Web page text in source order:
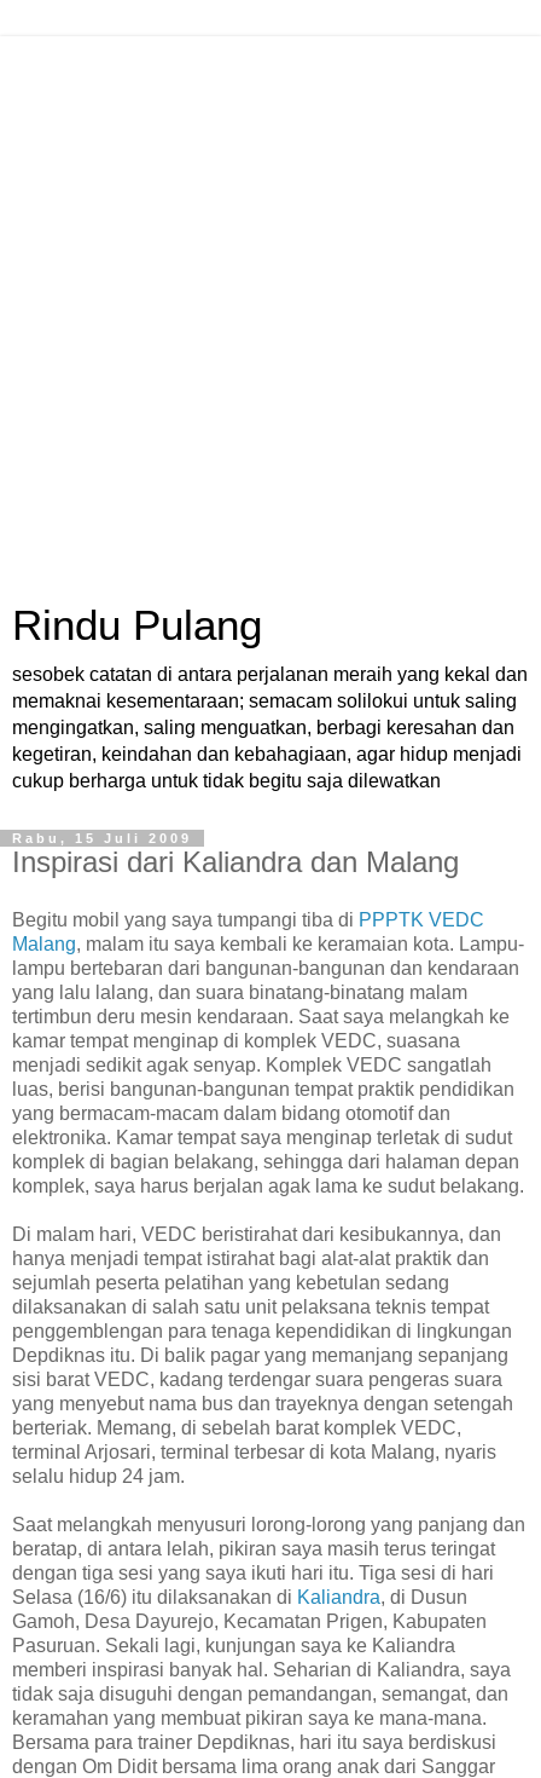
Rindu Pulang
sesobek catatan di antara perjalanan meraih yang kekal dan
memaknai kesementaraan; semacam solilokui untuk saling
mengingatkan, saling menguatkan, berbagi keresahan dan
kegetiran, keindahan dan kebahagiaan, agar hidup menjadi
cukup berharga untuk tidak begitu saja dilewatkan
Rabu, 15 Juli 2009
Inspirasi dari Kaliandra dan Malang
Begitu mobil yang saya tumpangi tiba di PPPTK VEDC
Malang, malam itu saya kembali ke keramaian kota. Lampu-
lampu bertebaran dari bangunan-bangunan dan kendaraan
yang lalu lalang, dan suara binatang-binatang malam
tertimbun deru mesin kendaraan. Saat saya melangkah ke
kamar tempat menginap di komplek VEDC, suasana
menjadi sedikit agak senyap. Komplek VEDC sangatlah
luas, berisi bangunan-bangunan tempat praktik pendidikan
yang bermacam-macam dalam bidang otomotif dan
elektronika. Kamar tempat saya menginap terletak di sudut
komplek di bagian belakang, sehingga dari halaman depan
komplek, saya harus berjalan agak lama ke sudut belakang.
Di malam hari, VEDC beristirahat dari kesibukannya, dan
hanya menjadi tempat istirahat bagi alat-alat praktik dan
sejumlah peserta pelatihan yang kebetulan sedang
dilaksanakan di salah satu unit pelaksana teknis tempat
penggemblengan para tenaga kependidikan di lingkungan
Depdiknas itu. Di balik pagar yang memanjang sepanjang
sisi barat VEDC, kadang terdengar suara pengeras suara
yang menyebut nama bus dan trayeknya dengan setengah
berteriak. Memang, di sebelah barat komplek VEDC,
terminal Arjosari, terminal terbesar di kota Malang, nyaris
selalu hidup 24 jam.
Saat melangkah menyusuri lorong-lorong yang panjang dan
beratap, di antara lelah, pikiran saya masih terus teringat
dengan tiga sesi yang saya ikuti hari itu. Tiga sesi di hari
Selasa (16/6) itu dilaksanakan di Kaliandra, di Dusun
Gamoh, Desa Dayurejo, Kecamatan Prigen, Kabupaten
Pasuruan. Sekali lagi, kunjungan saya ke Kaliandra
memberi inspirasi banyak hal. Seharian di Kaliandra, saya
tidak saja disuguhi dengan pemandangan, semangat, dan
keramahan yang membuat pikiran saya ke mana-mana.
Bersama para trainer Depdiknas, hari itu saya berdiskusi
dengan Om Didit bersama lima orang anak dari Sanggar